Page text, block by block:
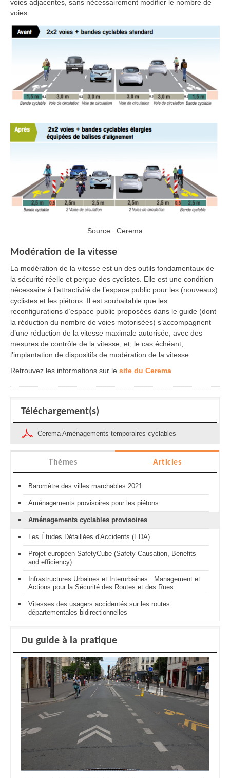
voies adjacentes, sans nécessairement modifier le nombre de
voies.
Source : Cerema
Modération de la vitesse
La modération de la vitesse est un des outils fondamentaux de
la sécurité réelle et perçue des cyclistes. Elle est une condition
nécessaire à l’attractivité de l’espace public pour les (nouveaux)
cyclistes et les piétons. Il est souhaitable que les
reconfigurations d’espace public proposées dans le guide (dont
la réduction du nombre de voies motorisées) s’accompagnent
d’une réduction de la vitesse maximale autorisée, avec des
mesures de contrôle de la vitesse, et, le cas échéant,
l’implantation de dispositifs de modération de la vitesse.
Retrouvez les informations sur le site du Cerema
Téléchargement(s)
Cerema Aménagements temporaires cyclables
Thèmes Articles
Baromètre des villes marchables 2021
Aménagements provisoires pour les piétons
Aménagements cyclables provisoires
Les Études Détaillées d'Accidents (EDA)
Projet européen SafetyCube (Safety Causation, Benefits
and efficiency)
Infrastructures Urbaines et Interurbaines : Management et
Actions pour la Sécurité des Routes et des Rues
Vitesses des usagers accidentés sur les routes
départementales bidirectionnelles
Du guide à la pratique